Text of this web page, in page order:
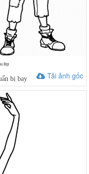
Tải ảnh gốc
bị bay